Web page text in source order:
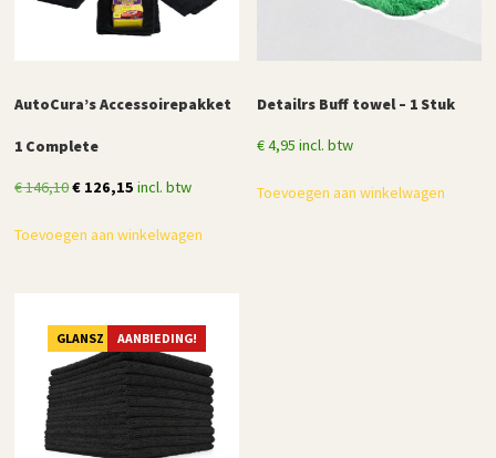
AutoCura’s Accessoirepakket
1 Complete
€146,10Oorspronkelijke
was:
€ 126,15 Huidige
is:
incl. btw
Toevoegen aan winkelwagen
Detailrs Buff towel – 1 Stuk
€4,95 incl. btw
Toevoegen aan winkelwagen
AANBIEDING!
GLANSZ